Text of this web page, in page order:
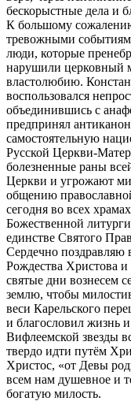
бескорыстные дела и
К большому
тревожными
люди, которые
нарушили церковный
властолюбию.
воспользовался
объединившись с
предпринял
самостоятельную
Русской Церкви-
болезненные раны
Церкви и угрожают
общению
сегодня во всех
Божественной
единстве Святого
Сердечно поздравляю
Рождества Христова
святые дни вознесем
землю, чтобы
веси Карельского
и благословил жизнь
Вифлеемской звезды
твердо идти путём
Христос, «от Девы
всем нам душевное и
богатую милость.